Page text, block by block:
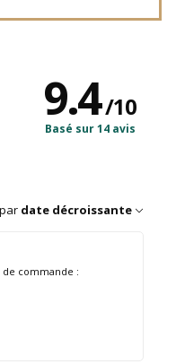
9.4/10
Basé sur 14 avis
date décroissante
de commande :